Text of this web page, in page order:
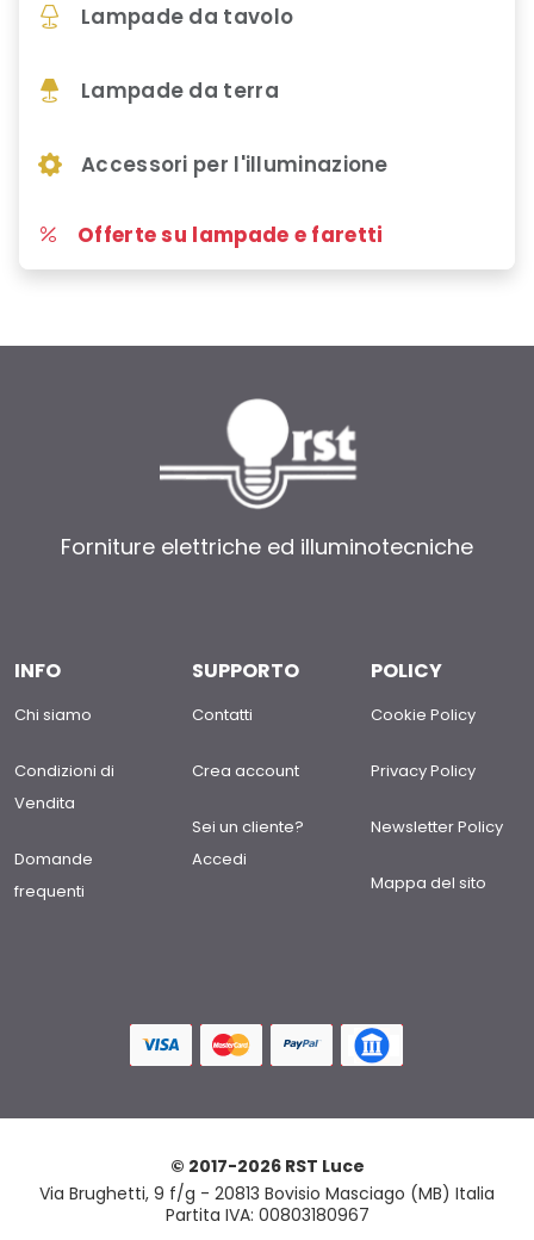
Lampade da tavolo
Lampade da terra
Accessori per l'illuminazione
Offerte su lampade e faretti
Forniture elettriche ed illuminotecniche
INFO
Chi siamo
Condizioni di
Vendita
Domande
frequenti
SUPPORTO
Contatti
Crea account
Sei un cliente?
Accedi
POLICY
Cookie Policy
Privacy Policy
Newsletter Policy
Mappa del sito
© 2017-2026 RST Luce
Via Brughetti, 9 f/g - 20813 Bovisio Masciago (MB) Italia
Partita IVA: 00803180967